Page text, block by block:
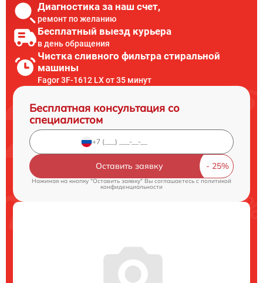
Диагностика за наш счет,
ремонт по желанию
Бесплатный выезд курьера
в день обращения
Чистка сливного фильтра стиральной
машины
Fagor 3F-1612 LX от 35 минут
Бесплатная консультация со
специалистом
Оставить заявку
Нажимая на кнопку "Оставить заявку" Вы соглашаетесь cполитикой
конфиденциальности